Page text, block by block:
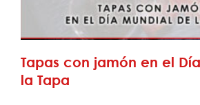
Tapas con jamón en el
la Tapa